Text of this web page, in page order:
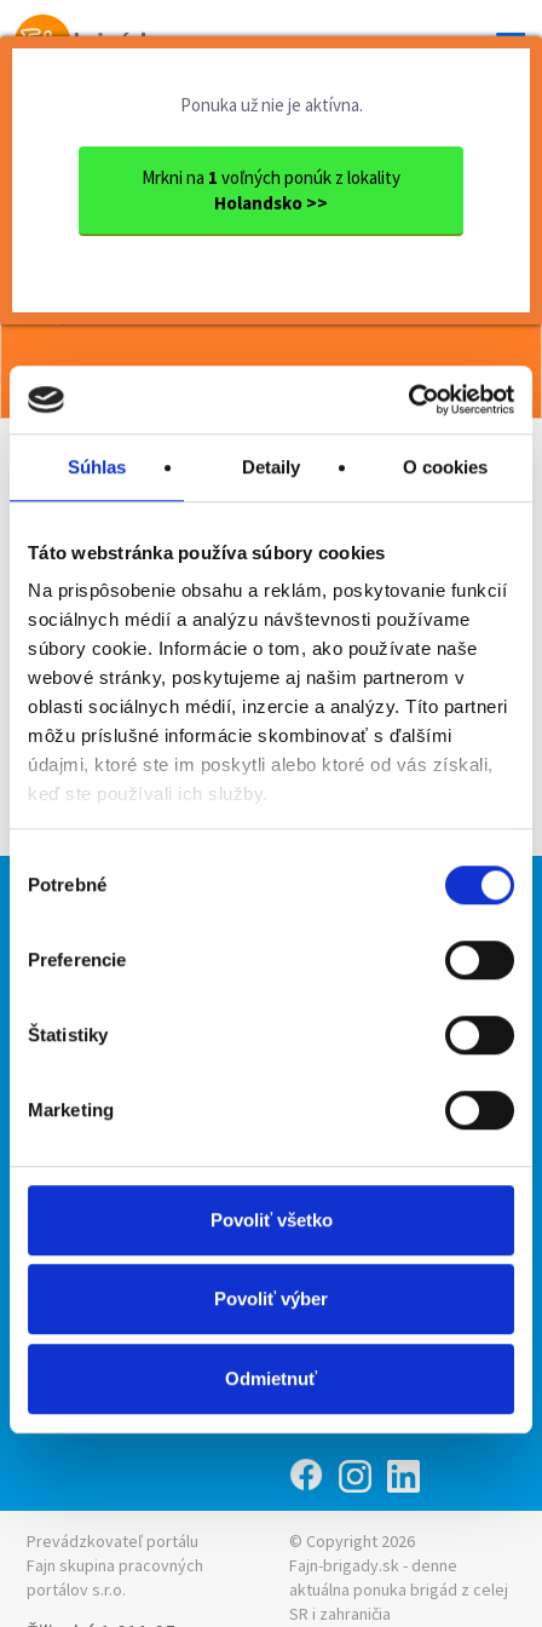
Súhlas Detaily O cookies
Táto webstránka používa súbory cookies
Na prispôsobenie obsahu a reklám, poskytovanie funkcií
sociálnych médií a analýzu návštevnosti používame
súbory cookie. Informácie o tom, ako používate naše
webové stránky, poskytujeme aj našim partnerom v
oblasti sociálnych médií, inzercie a analýzy. Títo partneri
môžu príslušné informácie skombinovať s ďalšími
údajmi, ktoré ste im poskytli alebo ktoré od vás získali,
keď ste používali ich služby.
Výber
súhlasu
Potrebné
Preferencie
Štatistiky
Marketing
Povoliť všetko
Povoliť výber
Odmietnuť
Ponuka už nie je aktívna.
Mrkni na 1 voľných ponúk z lokality
Holandsko >>
Brigády zahraničie
Au pair v Holandsku, bez po...
Au pair v Holandsku, bez poplatků,
města
Viac o ponuke >>
Odporučiť kamarátovi
Poslať na email
Upozorniť na inzerát
Pridať do obľúbených
Späť
Nové brigády
Kontakt
Podmienky
Zásady ochrany osobných
údajov
INwork.cz
Fajn práce
Fajn-brigady.sk
Prevádzkovateľ portálu
Fajn skupina pracovných
portálov s.r.o.
© Copyright 2026
Fajn-brigady.sk - denne
aktuálna ponuka brigád z celej
SR i zahraničia